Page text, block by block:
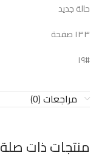
حالة جديد
١٣٣ صفحة
#١٩
مراجعات (0)
منتجات ذات صلة